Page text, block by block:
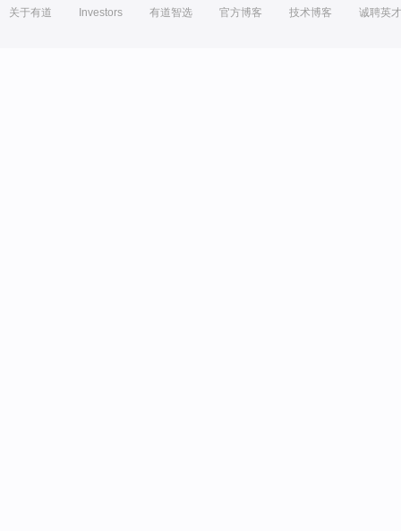
关于有道 Investors 有道智选 官方博客 技术博客 诚聘英才